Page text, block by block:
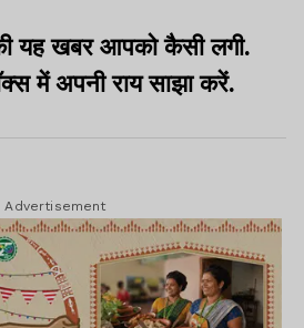
यह खबर आपको कैसी लगी.
में अपनी राय साझा करें.
Advertisement